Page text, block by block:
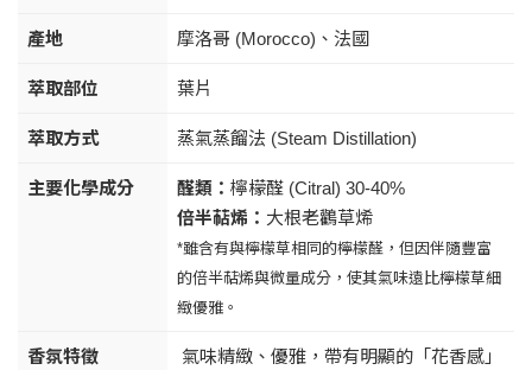
產地 摩洛哥 (Morocco)、法國
萃取部位 葉片
萃取方式 蒸氣蒸餾法 (Steam Distillation)
主要化學成分 醛類： 檸檬醛 (Citral) 30-40%
倍半萜烯： 大根老鸛草烯
*雖含有與檸檬草相同的檸檬醛，但因伴隨豐富
的倍半萜烯與微量成分，使其氣味遠比檸檬草細
緻優雅。
香氛特徵
氣味精緻、優雅，帶有明顯的「花香感」